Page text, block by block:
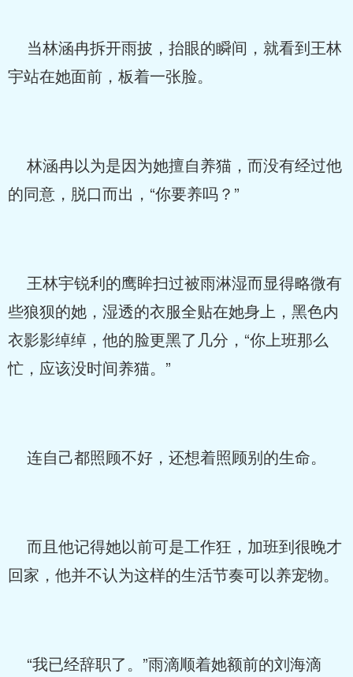
当林涵冉拆开雨披，抬眼的瞬间，就看到王林
宇站在她面前，板着一张脸。
林涵冉以为是因为她擅自养猫，而没有经过他
的同意，脱口而出，“你要养吗？”
王林宇锐利的鹰眸扫过被雨淋湿而显得略微有
些狼狈的她，湿透的衣服全贴在她身上，黑色内
衣影影绰绰，他的脸更黑了几分，“你上班那么
忙，应该没时间养猫。”
连自己都照顾不好，还想着照顾别的生命。
而且他记得她以前可是工作狂，加班到很晚才
回家，他并不认为这样的生活节奏可以养宠物。
“我已经辞职了。”雨滴顺着她额前的刘海滴